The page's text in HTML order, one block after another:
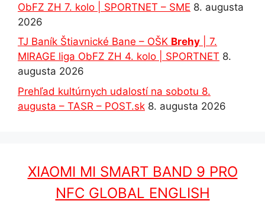
ObFZ ZH 7. kolo | SPORTNET – SME 8. augusta
2026
TJ Baník Štiavnické Bane – OŠK Brehy | 7.
MIRAGE liga ObFZ ZH 4. kolo | SPORTNET 8.
augusta 2026
Prehľad kultúrnych udalostí na sobotu 8.
augusta – TASR – POST.sk 8. augusta 2026
XIAOMI MI SMART BAND 9 PRO
NFC GLOBAL ENGLISH